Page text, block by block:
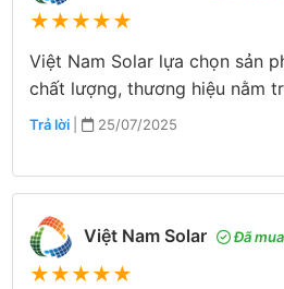
★★★★★
Việt Nam Solar lựa chọn sản
chất lượng, thương hiệu nằm
Trả lời | 25/07/2025
Việt Nam Solar Đã
★★★★★